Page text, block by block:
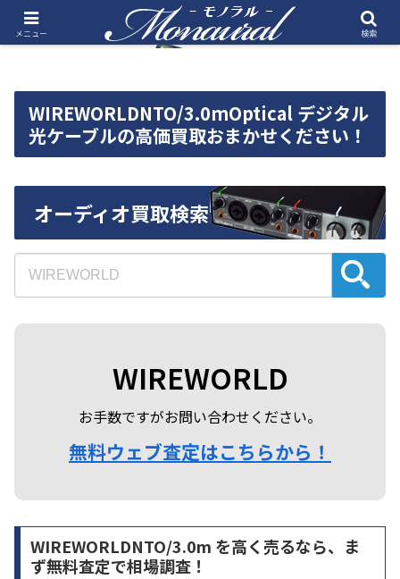
WIREWORLDNTO/3.0mOptical デジタル
光ケーブルの高価買取おまかせください！
オーディオ買取検索
WIREWORLD
お手数ですがお問い合わせください。
無料ウェブ査定はこちらから！
WIREWORLDNTO/3.0m を高く売るなら、ま
ず無料査定で相場調査！
メニュー 検索